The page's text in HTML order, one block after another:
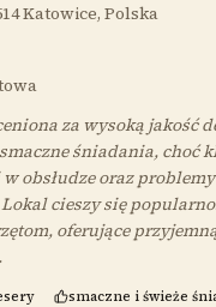
Katowice, Polska
za wysoką jakość
śniadania, choć
obsłudze oraz
cieszy się
oferujące
smaczne i świeże